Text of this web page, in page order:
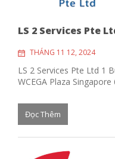
LS 2 Services Pte
THÁNG 11 12, 2024
LS 2 Services Pte Ltd 1
WCEGA Plaza
Đọc Thêm